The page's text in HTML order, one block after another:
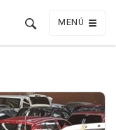
MENÚ